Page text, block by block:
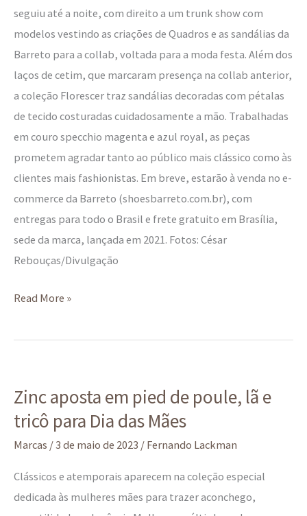
seguiu até a noite, com direito a um trunk show com
modelos vestindo as criações de Quadros e as sandálias da
Barreto para a collab, voltada para a moda festa. Além dos
laços de cetim, que marcaram presença na collab anterior,
a coleção Florescer traz sandálias decoradas com pétalas
de tecido costuradas cuidadosamente a mão. Trabalhadas
em couro specchio magenta e azul royal, as peças
prometem agradar tanto ao público mais clássico como às
clientes mais fashionistas. Em breve, estarão à venda no e-
commerce da Barreto (shoesbarreto.com.br), com
entregas para todo o Brasil e frete gratuito em Brasília,
sede da marca, lançada em 2021. Fotos: César
Rebouças/Divulgação
Read More »
Zinc aposta em pied de poule, lã e
tricô para Dia das Mães
Marcas /3 de maio de 2023 / Fernando Lackman
Clássicos e atemporais aparecem na coleção especial
dedicada às mulheres mães para trazer aconchego,
aposta
em
pied
poule,
lã